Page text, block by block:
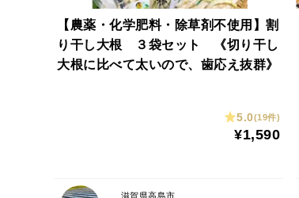
【農薬・化学肥料・除草剤不使用】割
り干し大根 ３袋セット 《切り干し
大根に比べて太いので、歯応え抜群》
5.0(19件)
¥1,590
滋賀県高島市